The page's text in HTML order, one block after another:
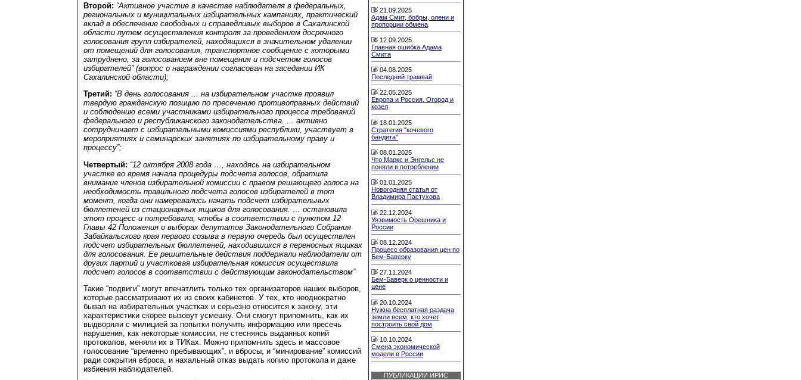
Второй: “Активное участие в качестве наблюдателя в федеральных,
региональных и муниципальных избирательных кампаниях, практический
вклад в обеспечение свободных и справедливых выборов в Сахалинской
области путем осуществления контроля за проведением досрочного
голосования групп избирателей, находящихся в значительном удалении
от помещений для голосования, транспортное сообщение с которыми
затруднено, за голосованием вне помещения и подсчетом голосов
избирателей” (вопрос о награждении согласован на заседании ИК
Сахалинской области);
Третий: “В день голосования ... на избирательном участке проявил
твердую гражданскую позицию по пресечению противоправных действий
и соблюдению всеми участниками избирательного процесса требований
федерального и республиканского законодательства. ... активно
сотрудничает с избирательными комиссиями республики, участвует в
мероприятиях и семинарских занятиях по избирательному праву и
процессу”;
Четвертый: “12 октября 2008 года …, находясь на избирательном
участке во время начала процедуры подсчета голосов, обратила
внимание членов избирательной комиссии с правом решающего голоса на
необходимость правильного подсчета голосов избирателей в тот
момент, когда они намеревались начать подсчет избирательных
бюллетеней из стационарных ящиков для голосования. … остановила
этот процесс и потребовала, чтобы в соответствии с пунктом 12
Главы 42 Положения о выборах депутатов Законодательного Собрания
Забайкальского края первого созыва в первую очередь был осуществлен
подсчет избирательных бюллетеней, находившихся в переносных ящиках
для голосования. Ее решительные действия поддержали наблюдатели от
других партий и участковая избирательная комиссия осуществила
подсчет голосов в соответствии с действующим законодательством”
Такие “подвиги” могут впечатлить только тех организаторов наших выборов,
которые рассматривают их из своих кабинетов. У тех, кто неоднократно
бывал на избирательных участках и серьезно относится к закону, эти
характеристики скорее вызовут усмешку. Они смогут припомнить, как их
выдворяли с милицией за попытки получить информацию или пресечь
нарушения, как некоторые комиссии, не стесняясь выданных копий
протоколов, меняли их в ТИКах. Можно припомнить здесь и массовое
голосование “временно пребывающих”, и вбросы, и “минирование” комиссий
ради сокрытия вброса, и нахальный отказ выдать копию протокола и даже
избиения наблюдателей.
21.09.2025
Адам Смит, бобры, олени и
пропорции обмена
12.09.2025
Главная ошибка Адама
Смита
04.08.2025
Последний трамвай
22.05.2025
Европа и Россия. Огород и
козел
18.01.2025
Стратегия "кочевого
бандита"
08.01.2025
Что Маркс и Энгельс не
поняли в потреблении
01.01.2025
Новогодняя статья от
Владимира Пастухова
22.12.2024
Уязвимость Орешника и
России
08.12.2024
Процесс образования цен по
Бем-Баверку
27.11.2024
Бем-Баверк о ценности и
цене
20.10.2024
Нужна бесплатная раздача
земли всем, кто хочет
построить свой дом
10.10.2024
Смена экономической
модели в России
ПУБЛИКАЦИИ ИРИС